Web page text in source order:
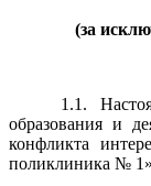
(за
1.1.
образования и
конфликта
поликлиника №